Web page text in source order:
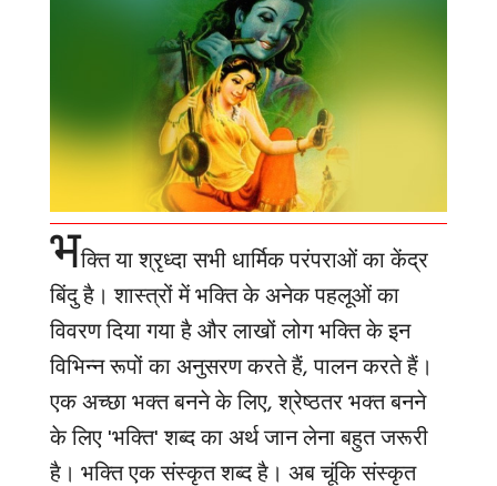
भक्ति या श्रृध्दा सभी धार्मिक परंपराओं का केंद्र
बिंदु है। शास्त्रों में भक्ति के अनेक पहलूओं का
विवरण दिया गया है और लाखों लोग भक्ति के इन
विभिन्न रूपों का अनुसरण करते हैं, पालन करते हैं।
एक अच्छा भक्त बनने के लिए, श्रेष्ठतर भक्त बनने
के लिए'भक्ति'शब्द का अर्थ जान लेना बहुत जरूरी
है। भक्ति एक संस्कृत शब्द है। अब चूंकि संस्कृत